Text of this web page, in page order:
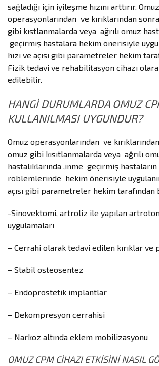
sağladığı için iyileşme hızını arttırır. Omuz
operasyonlarından ve kırıklarından
gibi kıstlanmalarda veya ağrılı omuz
geçirmiş hastalara hekim önerisiyle
hızı ve açısı gibi parametreler hekim
Fizik tedavi ve rehabilitasyon cihazı
edilebilir.
HANGİ DURUMLARDA OMUZ
KULLANILMASI UYGUNDUR?
Omuz operasyonlarından ve
omuz gibi kısıtlanmalarda veya ağrılı
hastalıklarında ,inme geçirmiş
roblemlerinde hekim önerisiyle uygulanır.
açısı gibi parametreler hekim tarafından
-Sinovektomi, artroliz ile yapılan
uygulamaları
– Cerrahi olarak tedavi edilen kırıklar
– Stabil osteosentez
– Endoprostetik implantlar
– Dekompresyon cerrahisi
– Narkoz altında eklem mobilizasyonu
OMUZ CPM CİHAZI ETKİSİNİ NASIL GÖ